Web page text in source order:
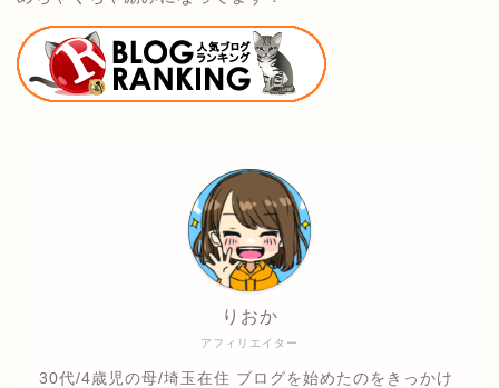
アフィリエイター
りおか
30代/4歳児の母/埼玉在住 ブログを始めたのをきっかけ